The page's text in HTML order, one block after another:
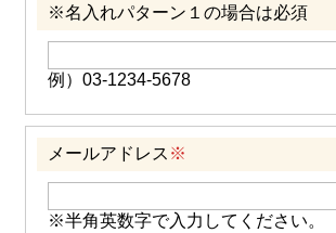
※名入れパターン１の場合は必須
例）03-1234-5678
メールアドレス ※
※半角英数字で入力してください。